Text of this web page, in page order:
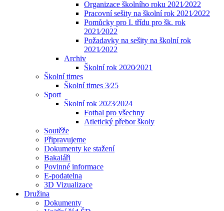
Organizace školního roku 2021⁄2022
Pracovní sešity na školní rok 2021⁄2022
Pomůcky pro I. třídu pro šk. rok
2021⁄2022
Požadavky na sešity na školní rok
2021⁄2022
Archiv
Školní rok 2020⁄2021
Školní times
Školní times 3⁄25
Sport
Školní rok 2023⁄2024
Fotbal pro všechny
Atletický přebor školy
Soutěže
Připravujeme
Dokumenty ke stažení
Bakaláři
Povinné informace
E-podatelna
3D Vizualizace
Družina
Dokumenty